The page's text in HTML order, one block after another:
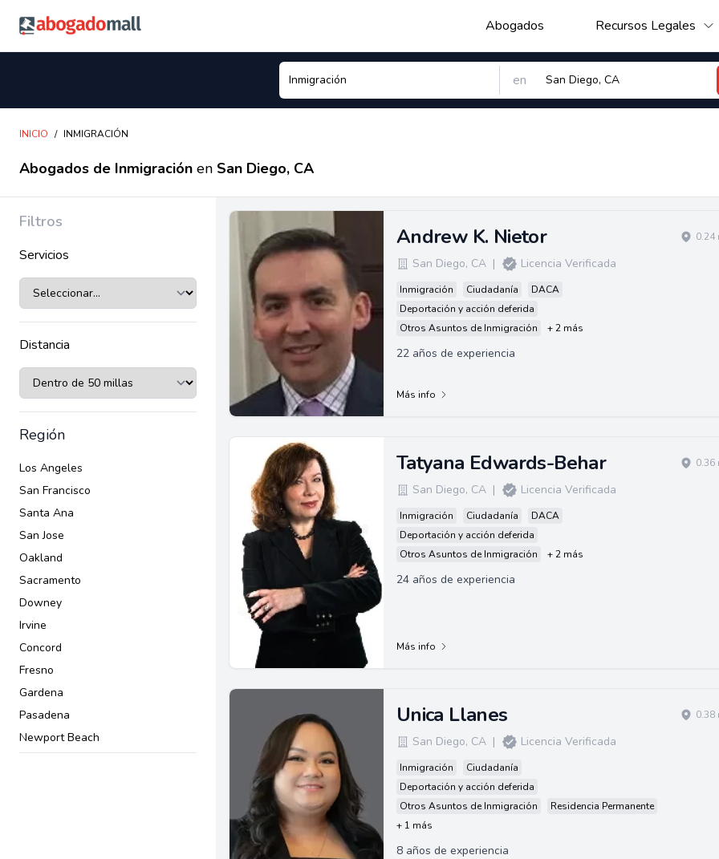
Abogadomall Abogados Recursos Legales
en
INICIO / INMIGRACIÓN
Abogados de Inmigración en San Diego, CA
Filtros
Servicios
Distancia
Región
Los Angeles
San Francisco
Santa Ana
San Jose
Oakland
Sacramento
Downey
Irvine
Concord
Fresno
Gardena
Pasadena
Newport Beach
Andrew K. Nietor
San Diego, CA | Licencia Verificada
Inmigración Ciudadanía
DACA
Deportación y acción deferida
Otros Asuntos de Inmigración
+ 2 más
22 años de experiencia
0.24
Más info
Tatyana Edwards-Behar
San Diego, CA | Licencia Verificada
Inmigración Ciudadanía
DACA
Deportación y acción deferida
Otros Asuntos de Inmigración
+ 2 más
24 años de experiencia
0.36
Más info
Unica Llanes
San Diego, CA | Licencia Verificada
Inmigración
Ciudadanía
Deportación y acción deferida
Otros Asuntos de Inmigración
Residencia Permanente
+ 1 más
8 años de experiencia
0.38